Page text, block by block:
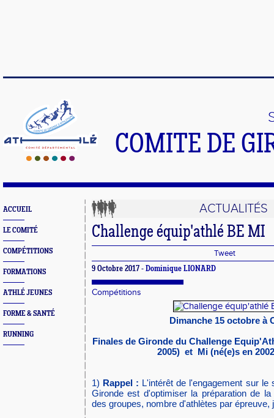
COMITE DE
ACCUEIL
LE COMITÉ
COMPÉTITIONS
FORMATIONS
ATHLÉ JEUNES
FORME & SANTÉ
RUNNING
ACTUALITÉS
Challenge équip'athlé BE MI
Tweet
9 Octobre 2017 - Dominique LIONARD
Compétitions
Dimanche 15 octobre à
Finales de Gironde du Challenge
2005) et Mi (né(e)s en
1) Rappel : L'intérêt de l'engagement sur le
Gironde est d'optimiser la préparation de
des groupes, nombre d'athlètes par épreuve,